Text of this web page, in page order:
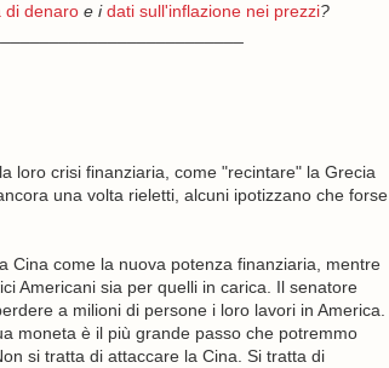
di denaro e i dati sull'inflazione nei prezzi?
loro crisi finanziaria, come "recintare" la Grecia
una volta rieletti, alcuni ipotizzano che forse
Cina come la nuova potenza finanziaria, mentre
Americani sia per quelli in carica. Il senatore
a milioni di persone i loro lavori in America.
moneta è il più grande passo che potremmo
si tratta di attaccare la Cina. Si tratta di